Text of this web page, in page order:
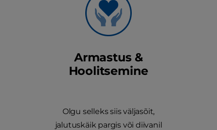
Armastus &
Hoolitsemine
Olgu selleks siis väljasõit,
jalutuskäik pargis või diivanil